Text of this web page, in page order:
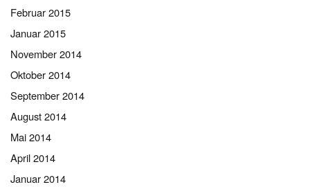
Februar 2015
Januar 2015
November 2014
Oktober 2014
September 2014
August 2014
Mai 2014
April 2014
Januar 2014